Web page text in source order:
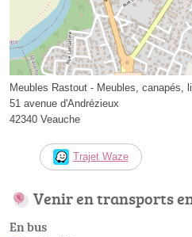
Meubles Rastout - Meubles, canapés,
51 avenue d'Andrézieux
42340 Veauche
Trajet Waze
Venir en transports
En bus